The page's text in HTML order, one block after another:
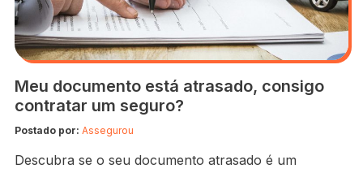
Meu documento está atrasado, consigo
contratar um seguro?
Postado por: Assegurou
Descubra se o seu documento atrasado é um